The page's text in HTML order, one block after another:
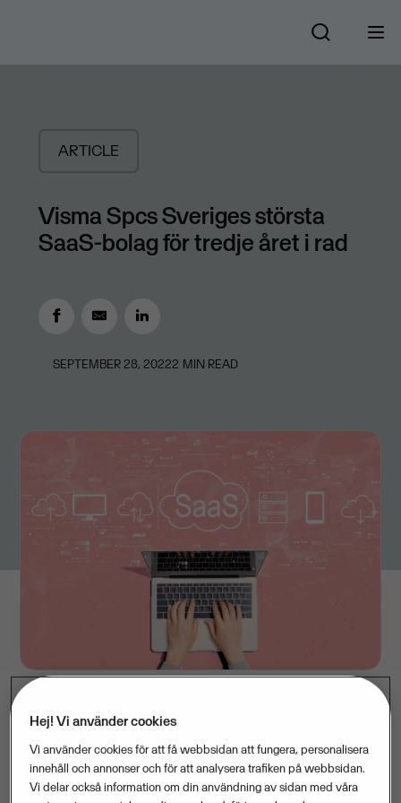
ARTICLE
Visma Spcs Sveriges största
SaaS-bolag för tredje året i rad
SEPTEMBER 28, 20222 MIN READ
– Att vara störst i Sverige är vi självklart glada för men
Hej! Vi använder cookies
Vi använder cookies för att få webbsidan att fungera, personalisera
innehåll och annonser och för att analysera trafiken på webbsidan.
Vi delar också information om din användning av sidan med våra